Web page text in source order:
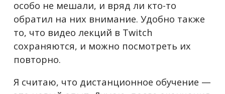
особо не мешали, и вряд ли кто-то
обратил на них внимание. Удобно также
то, что видео лекций в Twitch
сохраняются, и можно посмотреть их
повторно.
Я считаю, что дистанционное обучение —